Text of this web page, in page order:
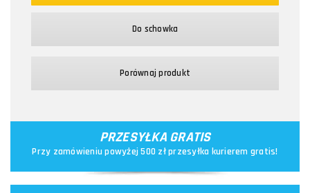
Do schowka
Porównaj produkt
PRZESYŁKA GRATIS
Przy zamówieniu powyżej 500 zł przesyłka kurierem gratis!